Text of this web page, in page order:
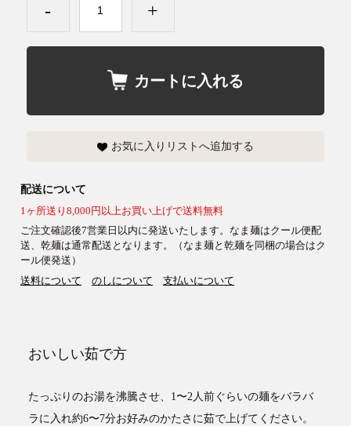
- +
カートに入れる
お気に入りリストへ追加する
配送について
1ヶ所送り8,000円以上お買い上げで送料無料
ご注文確認後7営業日以内に発送いたします。なま麺はクール便配
送、乾麺は通常配送となります。（なま麺と乾麺を同梱の場合はク
ール便発送）
送料について
のしについて 支払いについて
おいしい茹で方
たっぷりのお湯を沸騰させ、1〜2人前ぐらいの麺をバラバ
ラに入れ約6〜7分お好みのかたさに茹で上げてください。